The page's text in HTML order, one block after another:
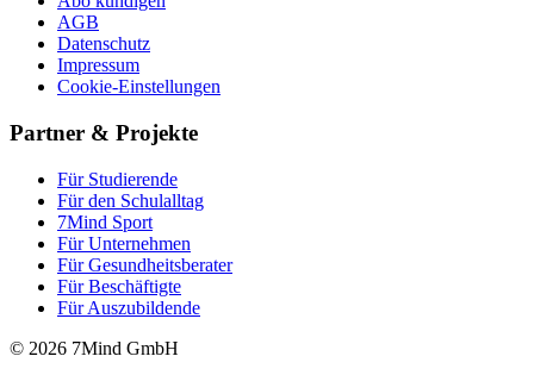
AGB
Datenschutz
Impressum
Cookie-Einstellungen
Partner & Projekte
Für Stu­die­rende
Für den Schulalltag
7Mind Sport
Für Unter­neh­men
Für Gesund­heits­be­ra­ter
Für Beschäftigte
Für Auszubildende
© 2026 7Mind GmbH